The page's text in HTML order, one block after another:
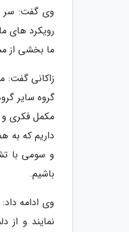
وی گفت: سر
رویکرد های
ما بخشی از مسائل ملی را در 247 صفحه
زاکانی گفت:
گروه سایر
و سومی با
باشیم.
وی ادامه